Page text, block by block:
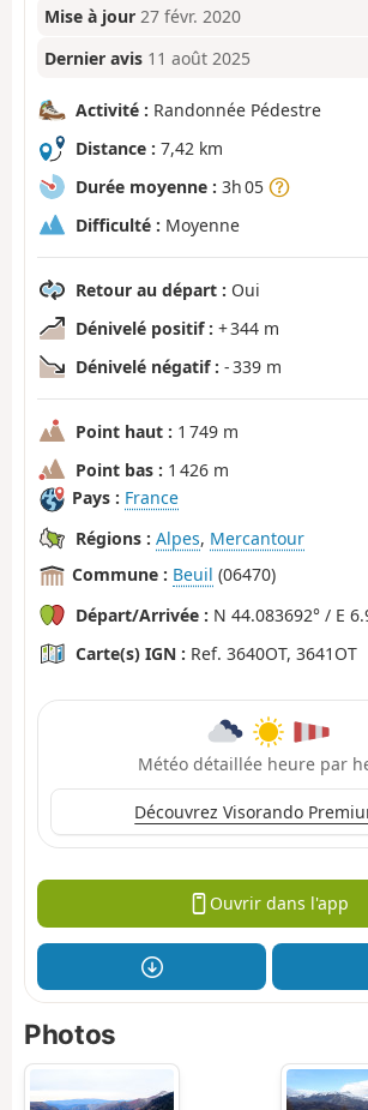
Mise à jour 27 févr. 2020
Dernier avis 11 août 2025
Activité : Randonnée Pédestre
Distance : 7,42 km
Durée moyenne : 3h 05
Difficulté : Moyenne
Retour au départ : Oui
Dénivelé positif : + 344 m
Dénivelé négatif : - 339 m
Point haut : 1 749 m
Point bas : 1 426 m
Pays : France
Régions : Alpes, Mercantour
Commune : Beuil (06470)
Départ/Arrivée : N 44.083692° / E
Carte(s) IGN : Ref. 3640OT, 3641OT
Météo détaillée heure par
Découvrez Visorando
Ouvrir dans l'app
Photos